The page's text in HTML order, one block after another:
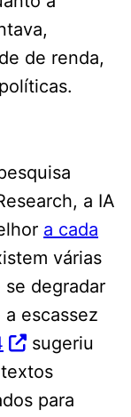
de renda,
a IA
a cada
várias
se degradar
escassez
sugeriu
para